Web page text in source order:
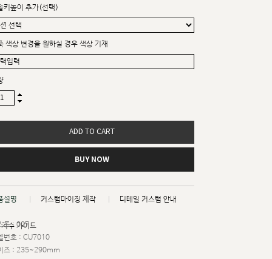
키높이 추가(선택)
색상 변경을 원하실 경우 색상 기재
ADD TO CART
BUY NOW
설명 커스텀마이징 제작 디테일 커스텀 안내
치수 가이드
트 : 007
번호 : CU7010
즈 : 235~290mm